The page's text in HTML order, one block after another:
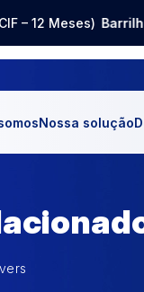
– 12 Meses)Barrilha
Nossa solução